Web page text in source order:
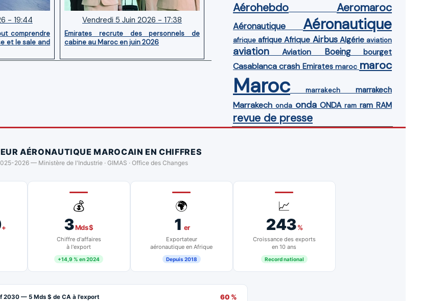
- 19:44
comprendre
et le sale and
Vendredi 5 Juin 2026 - 17:38
Emirates recrute des personnels de
cabine au Maroc en juin 2026
Aérohebdo Aeromaroc
Aéronautique Aéronautique
afrique afrique Afrique Airbus Algérie aviation
aviation Aviation Boeing bourget
Casablanca crash Emirates maroc maroc
Maroc marrakech marrakech
Marrakech onda onda ONDA ram ram RAM
revue de presse
AÉRONAUTIQUE MAROCAIN EN CHIFFRES
2026 — Ministère de l'Industrie · GIMAS · Office des Changes
+
💰
3Mds $
Chiffre d'affaires
à l'export
+14,9 % en 2024
🌍
1 er
Exportateur
aéronautique en Afrique
Depuis 2018
📈
243%
Croissance des exports
en 10 ans
Record national
2030 — 5 Mds $ de CA à l'export 60 %